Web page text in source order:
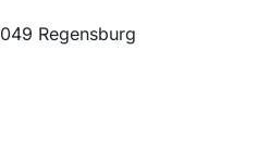
Regensburg